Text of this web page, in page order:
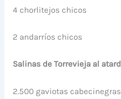
4 chorlitejos chicos
2 andarríos chicos
Salinas de Torrevieja al
2.500 gaviotas